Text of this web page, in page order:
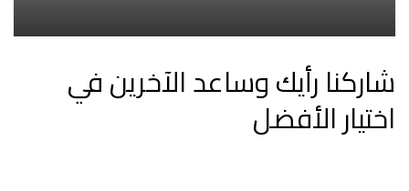
شاركنا رأيك وساعد الآخرين في
اختيار الأفضل